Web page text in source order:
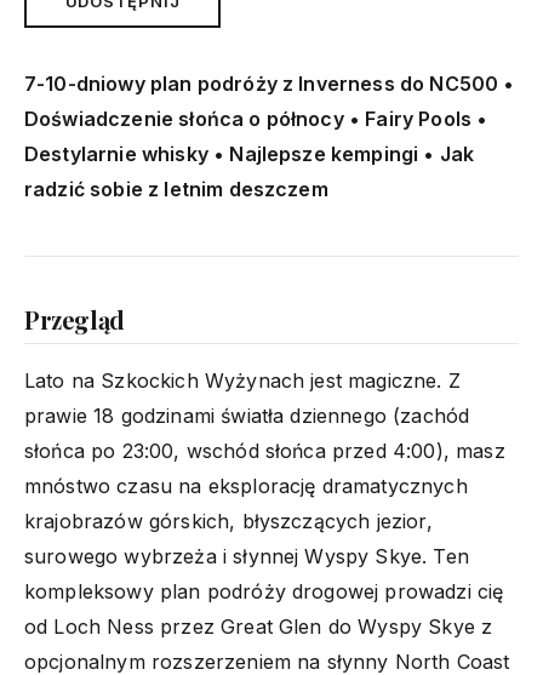
7-10-dniowy plan podróży z Inverness do NC500 •
Doświadczenie słońca o północy • Fairy Pools •
Destylarnie whisky • Najlepsze kempingi • Jak
radzić sobie z letnim deszczem
Przegląd
Lato na Szkockich Wyżynach jest magiczne. Z
prawie 18 godzinami światła dziennego (zachód
słońca po 23:00, wschód słońca przed 4:00), masz
mnóstwo czasu na eksplorację dramatycznych
krajobrazów górskich, błyszczących jezior,
surowego wybrzeża i słynnej Wyspy Skye. Ten
kompleksowy plan podróży drogowej prowadzi cię
od Loch Ness przez Great Glen do Wyspy Skye z
opcjonalnym rozszerzeniem na słynny North Coast